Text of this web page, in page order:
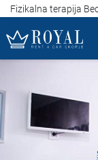
Fizikalna terapija
Über uns
Agentur